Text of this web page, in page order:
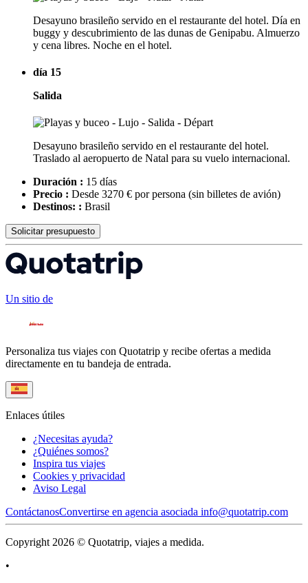
Desayuno brasileño servido en el restaurante del hotel. Día en
buggy y descubrimiento de las dunas de Genipabu. Almuerzo
y cena libres. Noche en el hotel.
día 15
Salida
Desayuno brasileño servido en el restaurante del hotel.
Traslado al aeropuerto de Natal para su vuelo internacional.
Duración : 15 días
Precio : Desde 3270 € por persona (sin billetes de avión)
Destinos: : Brasil
Solicitar presupuesto
Un sitio de
Personaliza tus viajes con Quotatrip y recibe ofertas a medida
directamente en tu bandeja de entrada.
Enlaces útiles
¿Necesitas ayuda?
¿Quiénes somos?
Inspira tus viajes
Cookies y privacidad
Aviso Legal
ContáctanosConvertirse en agencia asociada info@quotatrip.com
Copyright 2026 © Quotatrip, viajes a medida.
•